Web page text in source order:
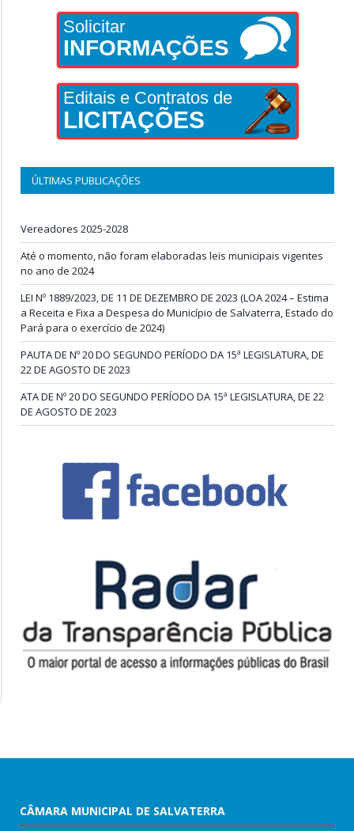
Solicitar
INFORMAÇÕES
Editais e Contratos de
LICITAÇÕES
ÚLTIMAS PUBLICAÇÕES
Vereadores 2025-2028
Até o momento, não foram elaboradas leis municipais vigentes
no ano de 2024
LEI Nº 1889/2023, DE 11 DE DEZEMBRO DE 2023 (LOA 2024 – Estima
a Receita e Fixa a Despesa do Município de Salvaterra, Estado do
Pará para o exercício de 2024)
PAUTA DE Nº 20 DO SEGUNDO PERÍODO DA 15ª LEGISLATURA, DE
22 DE AGOSTO DE 2023
ATA DE Nº 20 DO SEGUNDO PERÍODO DA 15ª LEGISLATURA, DE 22
DE AGOSTO DE 2023
CÂMARA MUNICIPAL DE SALVATERRA